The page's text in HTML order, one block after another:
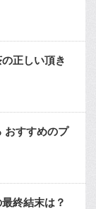
正しい頂き
おすすめのプ
終結末は？